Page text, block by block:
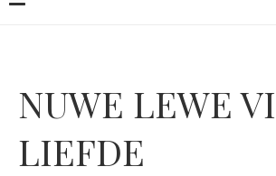
NUWE LEWE
LIEFDE